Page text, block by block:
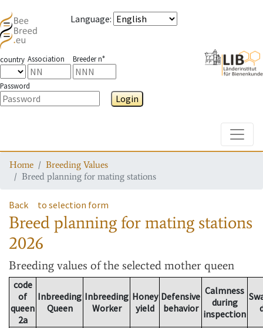
Language:
country Association Breeder n°
Password
Login
Home
Breeding Values
Breed planning for mating stations
Back to selection form
Breed planning for mating stations
2026
Breeding values of the selected mother queen
code
of
queen
2a
Inbreeding
Queen
Inbreeding
Worker
Honey
yield
Defensive
behavior
Calmness
during
inspection